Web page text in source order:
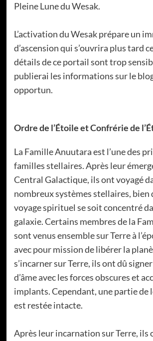
Pleine Lune du Wesak.
L’activation du Wesak prépare un
d’ascension qui s’ouvrira plus tard
détails de ce portail sont trop
publierai les informations sur le
opportun.
Ordre de l’Étoile et Confrérie de
La Famille Anuutara est l’une des
familles stellaires. Après leur
Central Galactique, ils ont voyagé
nombreux systèmes stellaires, bien
voyage spirituel se soit concentré
galaxie. Certains membres de la
sont venus ensemble sur Terre à
avec pour mission de libérer la
s’incarner sur Terre, ils ont dû
d’âme avec les forces obscures et
implants. Cependant, une partie de
est restée intacte.
Après leur incarnation sur Terre, ils